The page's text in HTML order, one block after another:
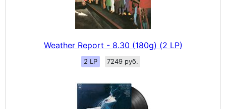
Weather Report - 8.30 (180g) (2 LP)
2 LP 7249 руб.